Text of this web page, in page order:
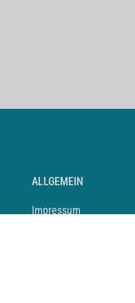
ALLGEMEIN
Impressum